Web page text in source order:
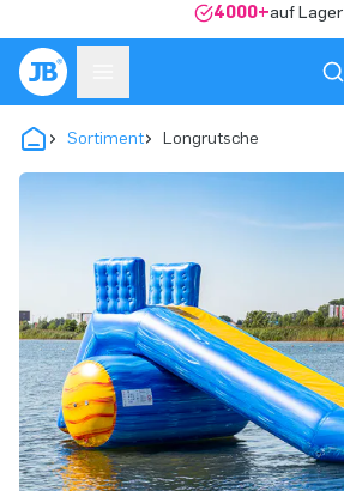
4000+auf Lager
Sortiment Longrutsche